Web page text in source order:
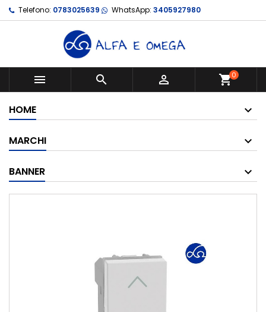
Telefono: 0783025639 WhatsApp: 3405927980
   shopping_cart0
HOME
MARCHI
BANNER